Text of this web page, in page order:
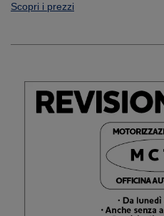
Scopri i prezzi